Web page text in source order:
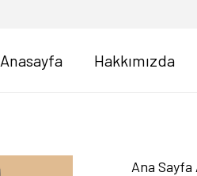
Anasayfa Hakkımızda
Ana Sayfa